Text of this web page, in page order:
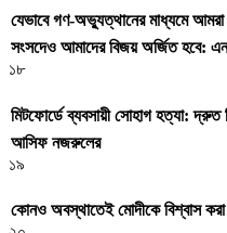
যেভাবে গণ-অভ্যুত্থানের মাধ্যমে
সংসদেও আমাদের বিজয় অর্জিত হবে:
১৮
মিটফোর্ডে ব্যবসায়ী সোহাগ হত্যা: দ্রুত
আসিফ নজরুলের
১৯
কোনও অবস্থাতেই মোদীকে বিশ্বাস করা